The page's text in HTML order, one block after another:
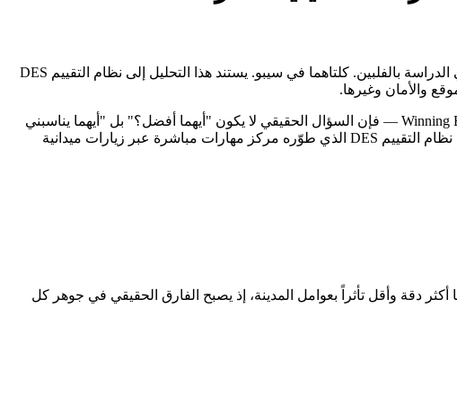
تُعدّ هذه المقارنة بين Cebu Blue Ocean Academy وWinning English Academy من أكثر المقارنات أهمية للطلاب العرب الراغبين في الدراسة بالفلبين. كلتاهما في سيبو. يستند هذا التحليل إلى نظام التقييم DES
حين يقف الطالب العربي أمام خيارَين من أبرز معاهد اللغة الإنجليزية في الفلبين — Cebu Blue Ocean Academy وWinning English Academy — فإن السؤال الحقيقي لا يكون "أيهما أفضل؟" بل "أيهما يناسبني
أنا؟". كلتاهما في سيبو، تحمل كل منهما هوية مختلفة وفلسفة تعليمية مغايرة. هذا التقرير يُقارن بينهما بأرقام حقيقية مستخرجة من نظام التقييم DES الذي طوّره مركز مهارات مباشرة عبر زيارات ميدانية
أكثر دقة وأقل تأثراً بعوامل المدينة، إذ يصبح الفارق الحقيقي في جوهر كل